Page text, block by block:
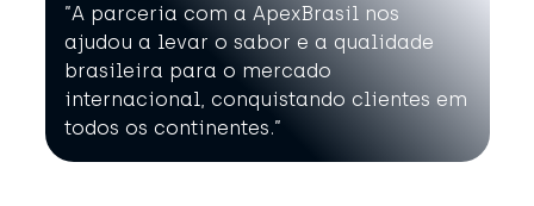
”A parceria com a ApexBrasil nos
ajudou a levar o sabor e a qualidade
brasileira para o mercado
internacional, conquistando clientes em
todos os continentes.”